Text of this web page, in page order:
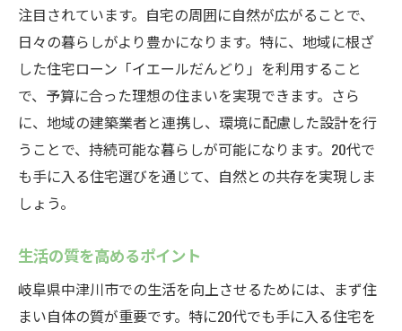
注目されています。自宅の周囲に自然が広がることで、
日々の暮らしがより豊かになります。特に、地域に根ざ
した住宅ローン「イエールだんどり」を利用すること
で、予算に合った理想の住まいを実現できます。さら
に、地域の建築業者と連携し、環境に配慮した設計を行
うことで、持続可能な暮らしが可能になります。20代で
も手に入る住宅選びを通じて、自然との共存を実現しま
しょう。
生活の質を高めるポイント
岐阜県中津川市での生活を向上させるためには、まず住
まい自体の質が重要です。特に20代でも手に入る住宅を